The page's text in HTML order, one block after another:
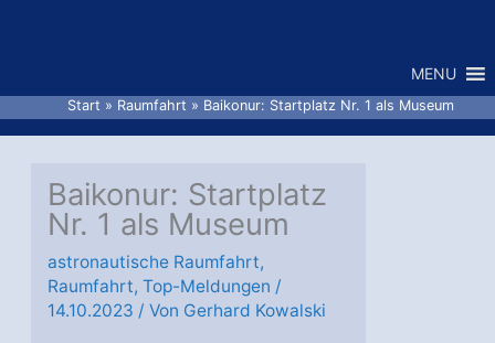
MENU
Start Raumfahrt Baikonur: Startplatz Nr. 1 als Museum
Baikonur: Startplatz
Nr. 1 als Museum
astronautische Raumfahrt,
Raumfahrt,Top-Meldungen /
14.10.2023 / Von Gerhard Kowalski